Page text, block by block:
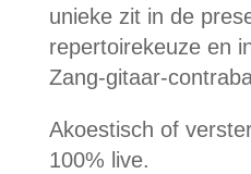
unieke zit in de
repertoirekeuze en
Zang-gitaar-
Akoestisch of
100% live.